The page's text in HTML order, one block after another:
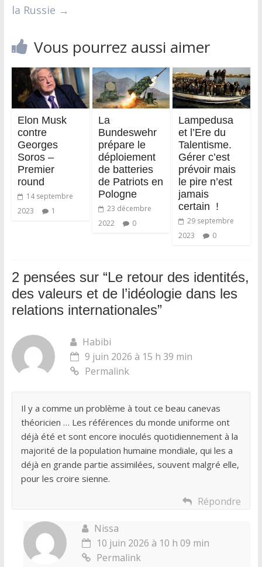
la Russie →
Vous pourrez aussi aimer
Elon Musk
contre
Georges
Soros –
Premier
round
14 septembre
2023
1
La
Bundeswehr
prépare le
déploiement
de batteries
de Patriots en
Pologne
23 décembre
2022
0
Lampedusa
et l’Ere du
Talentisme.
Gérer c’est
prévoir mais
le pire n’est
jamais
certain !
29 septembre
2023
0
2 pensées sur “Le retour des identités,
des valeurs et de l’idéologie dans les
relations internationales”
Habibi
9 juin 2026 à 15 h 39 min
Permalink
Il y a comme un problème à tout ce beau canevas
théoricien … Les références du monde uniforme ont
déjà été et sont encore inoculés quotidiennement à la
majorité de la population humaine mondiale, qui les a
déjà en grande partie assimilées, souvent malgré elle,
pour les croire sienne.
Répondre
Nissa
10 juin 2026 à 10 h 09 min
Permalink